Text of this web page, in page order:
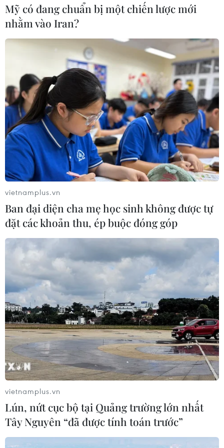
Bí thư Hà Nội: Thủ đô sẽ "chiến đấu" với
dịch sởi đến cùng
Bí thư Thành ủy Hà Nội Phạm Quang Nghị khẳng định
để dập triệt để dịch sởi, Hà Nội sẽ không tiếc sức người,
sức của, "chiến đấu" với dịch bệnh đến cùng.
Hà Nội: Yêu cầu tăng cường chống sởi
trong trường học
18/04/2014 07:48
Sở Giáo dục và Đào tạo Hà Nội vừa yêu cầu các
trường, đặc biệt mầm non ngoài công lập tăng cường
phòng chống bệnh sởi khi tình hình bệnh ngày càng
phức tạp.
Mỹ có đang chuẩn bị một chiến lược mới
nhằm vào Iran?
vietnamplus.vn
Ban đại diện cha mẹ học sinh không được tự
đặt các khoản thu, ép buộc đóng góp
vietnamplus.vn
Lún, nứt cục bộ tại Quảng trường lớn nhất
Tây Nguyên “đã được tính toán trước”